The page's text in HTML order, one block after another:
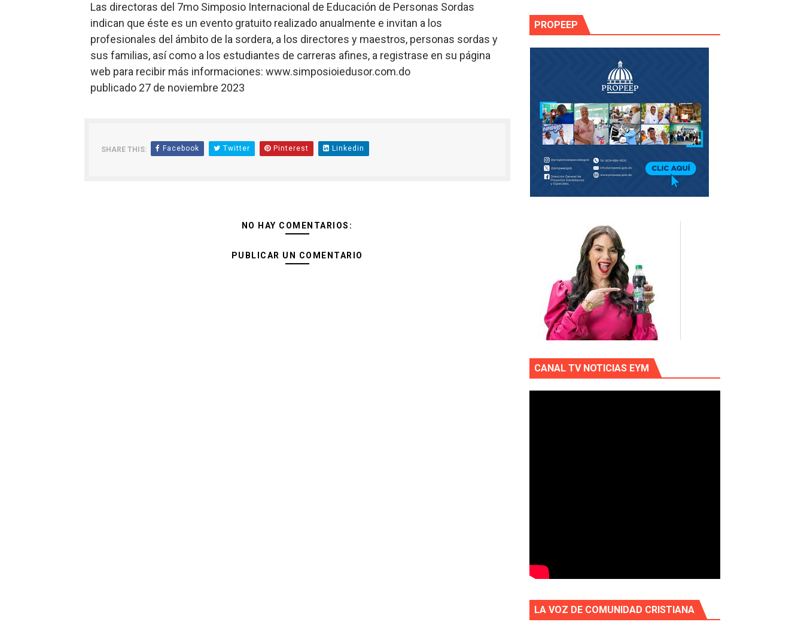
Las directoras del 7mo Simposio Internacional de Educación de Personas Sordas
indican que éste es un evento gratuito realizado anualmente e invitan a los
profesionales del ámbito de la sordera, a los directores y maestros, personas sordas y
sus familias, así como a los estudiantes de carreras afines, a registrase en su página
web para recibir más informaciones: www.simposioiedusor.com.do
publicado 27 de noviembre 2023
SHARE THIS: Facebook Twitter Pinterest Linkedin
NO HAY COMENTARIOS:
PUBLICAR UN COMENTARIO
PROPEEP
CANAL TV NOTICIAS EYM
LA VOZ DE COMUNIDAD CRISTIANA